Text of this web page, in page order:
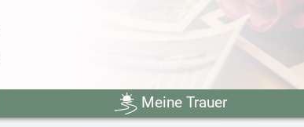
Meine Trauer